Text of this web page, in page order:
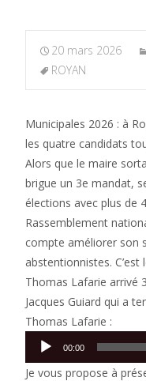
20 mars 2026
ROYAN
Municipales 2026 : à
les quatre candidats
Alors que le maire
brigue un 3e mandat,
élections avec plus de
Rassemblement
compte améliorer son
abstentionnistes.
Thomas Lafarie arrivé
Jacques Guiard qui a
Thomas Lafarie :
Lecteur
audio
00:00
Je vous propose à